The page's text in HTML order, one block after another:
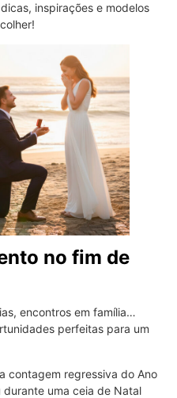
inspirações e modelos
no fim de
encontros em família…
perfeitas para um
contagem regressiva do Ano
uma ceia de Natal